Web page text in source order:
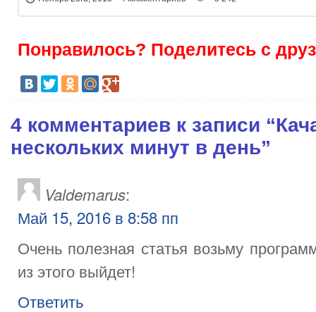
Понравилось? Поделитесь с
4 комментариев к записи
нескольких минут в день”
Valdemarus:
Май 15, 2016 в 8:58 пп
Очень полезная статья возьму
из этого выйдет!
Ответить